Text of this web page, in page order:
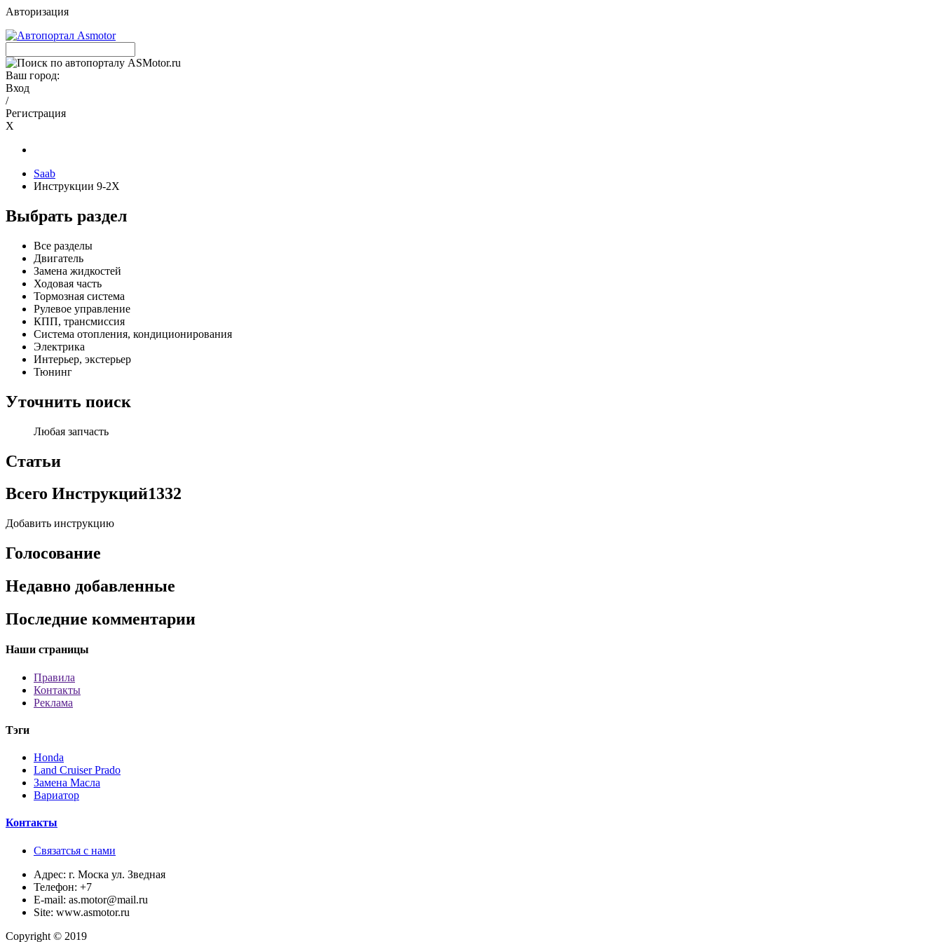
Авторизация
Ваш город:
Вход
/
Регистрация
X
Saab
Инструкции 9-2X
Выбрать раздел
Все разделы
Двигатель
Замена жидкостей
Ходовая часть
Тормозная система
Рулевое управление
КПП, трансмиссия
Система отопления, кондиционирования
Электрика
Интерьер, экстерьер
Тюнинг
Уточнить поиск
Любая запчасть
Статьи
Всего Инструкций1332
Добавить инструкцию
Голосование
Недавно добавленные
Последние комментарии
Наши страницы
Правила
Контакты
Реклама
Тэги
Honda
Land Cruiser Prado
Замена Масла
Вариатор
Контакты
Связатсья с нами
Адрес: г. Моска ул. Зведная
Телефон: +7
E-mail: as.motor@mail.ru
Site: www.asmotor.ru
Copyright © 2019